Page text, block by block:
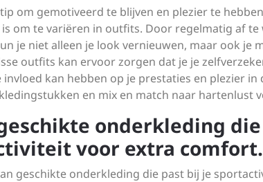
om gemotiveerd te blijven en plezier te
om te variëren in outfits. Door regelmatig af
je niet alleen je look vernieuwen, maar ook je
outfits kan ervoor zorgen dat je je
invloed kan hebben op je prestaties en plezier
en mix en match naar hartenlust
onderkleding
voor extra comfort.
geschikte onderkleding die past bij je